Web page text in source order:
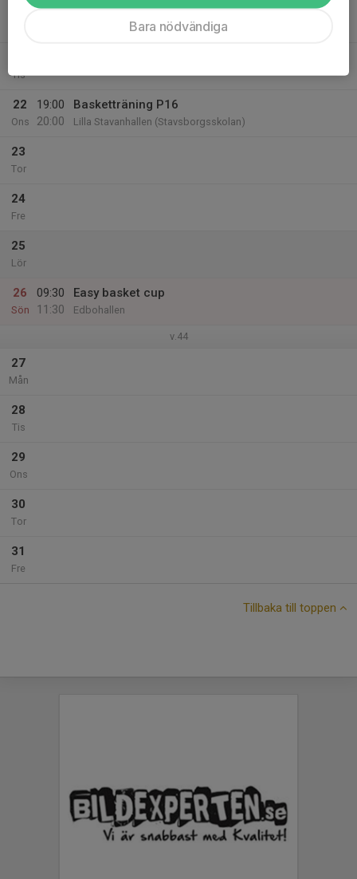
Tis
22
Ons
19:00
20:00
Basketträning P16
Lilla Stavanhallen (Stavsborgsskolan)
23
Tor
24
Fre
25
Lör
26
Sön
09:30
11:30
Easy basket cup
Edbohallen
v.44
27
Mån
28
Tis
29
Ons
30
Tor
31
Fre
Tillbaka till toppen
Bara nödvändiga